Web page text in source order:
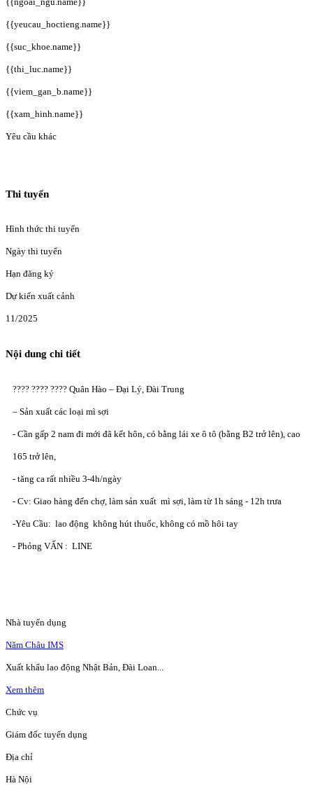
{{yeucau_hoctieng.name}}
{{suc_khoe.name}}
{{thi_luc.name}}
{{viem_gan_b.name}}
{{xam_hinh.name}}
Yêu cầu khác
Thi tuyển
Hình thức thi tuyển
Ngày thi tuyển
Hạn đăng ký
Dự kiến xuất cảnh
11/2025
Nội dung chi tiết
???? ???? ???? Quân Hào – Đại Lý, Đài Trung
– Sản xuất các loại mì sợi
- Cần gấp 2 nam đi mới đã kết hôn, có bằng lái xe ô tô (bằng B2 trở lên), cao
165 trở lên,
- tăng ca rất nhiều 3-4h/ngày
- Cv: Giao hàng đến chợ, làm sản xuất mì sợi, làm từ 1h sáng - 12h trưa
-Yêu Cầu: lao động không hút thuốc, không có mồ hôi tay
- Phỏng VẤN : LINE
Nhà tuyển dụng
Năm Châu IMS
Xuất khẩu lao động Nhật Bản, Đài Loan...
Xem thêm
Chức vụ
Giám đốc tuyển dụng
Địa chỉ
Hà Nội